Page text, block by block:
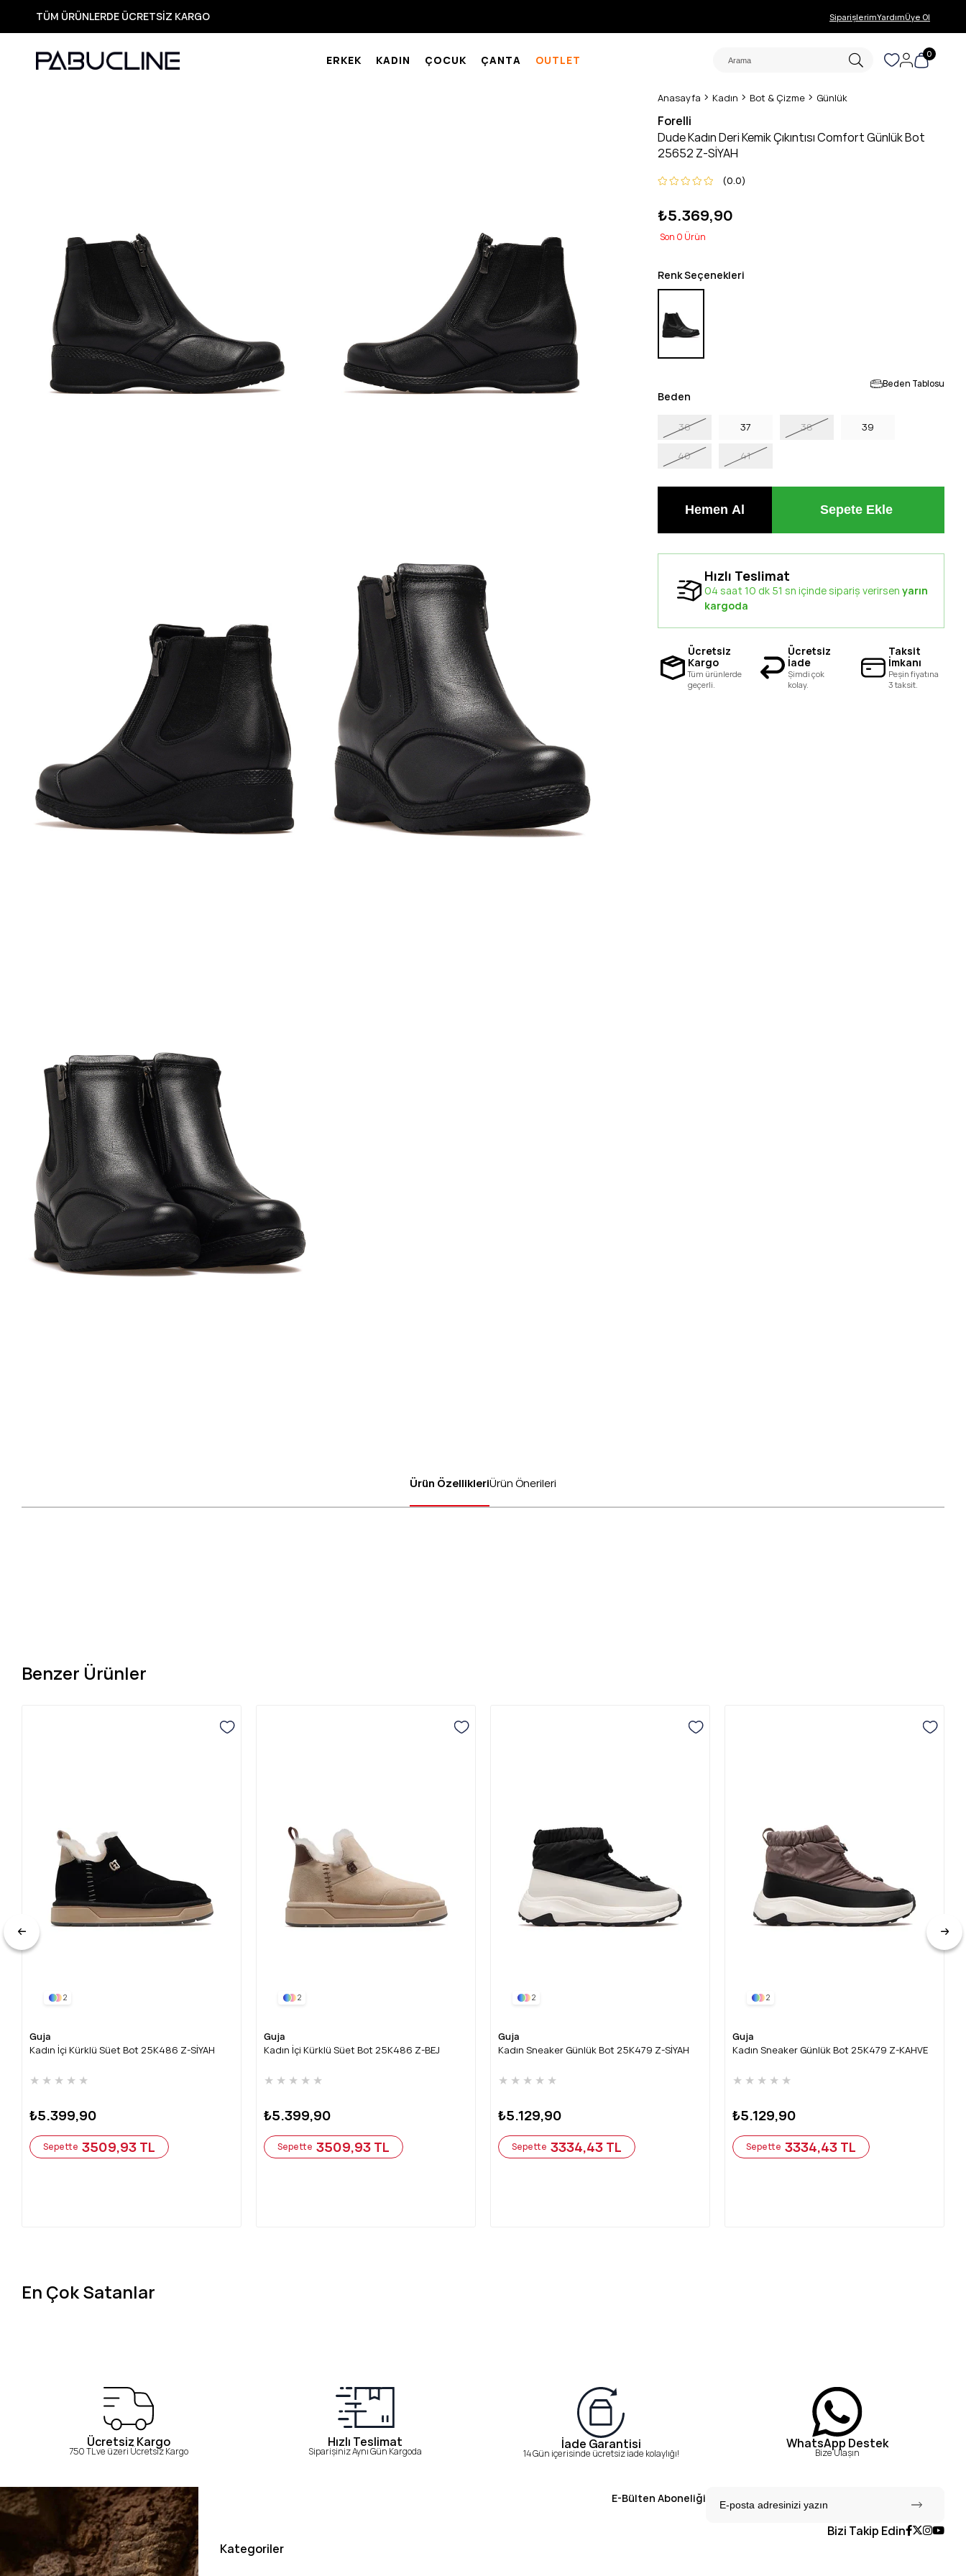
TÜM ÜRÜNLERDE ÜCRETSİZ KARGO
Yeni Sezon Ürünlerde Özel Fırsatlar
Seçili Ürünlerde Hızlı Teslimat
SiparişlerimYardımÜye Ol
ERKEK KADIN ÇOCUK ÇANTA OUTLET 0
Anasayfa Kadın Bot & Çizme Günlük
Forelli
Dude Kadın Deri Kemik Çıkıntısı Comfort Günlük Bot
25652 Z-SİYAH
0.0
₺5.369,90
0
Renk Seçenekleri
Beden Tablosu
Beden
36 37 38 39
40 41
Hızlı Teslimat
04 saat 10 dk 50 sn içinde sipariş verirsen
yarın kargoda
Ücretsiz
Kargo
Tüm ürünlerde
geçerli.
Ücretsiz
İade
Şimdi çok
kolay.
Taksit
İmkanı
Peşin fiyatına
3 taksit.
Ürün ÖzellikleriÜrün Önerileri
Benzer Ürünler
2
Guja
Kadın İçi Kürklü Süet Bot 25K486 Z-SİYAH
★ ★ ★ ★ ★
₺5.399,90
Sepette 3509,93 TL
2
Guja
Kadın İçi Kürklü Süet Bot 25K486 Z-BEJ
★ ★ ★ ★ ★
₺5.399,90
Sepette 3509,93 TL
2
Guja
Kadın Sneaker Günlük Bot 25K479 Z-SİYAH
★ ★ ★ ★ ★
₺5.129,90
Sepette 3334,43 TL
2
Guja
Kadın Sneaker Günlük Bot 25K479 Z-KAHVE
★ ★ ★ ★ ★
₺5.129,90
Sepette 3334,43 TL
En Çok Satanlar
Ücretsiz Kargo
750 TL ve üzeri Ücretsiz Kargo
Hızlı Teslimat
Siparişiniz Aynı Gün Kargoda İade Garantisi
14 Gün içerisinde ücretsiz iade kolaylığı!
WhatsApp Destek
Bize Ulaşın
E-Bülten Aboneliği
Bizi Takip Edin
Kategoriler